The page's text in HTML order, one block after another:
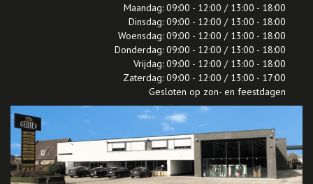
Maandag: 09:00 - 12:00 / 13:00 - 18:00
Dinsdag: 09:00 - 12:00 / 13:00 - 18:00
Woensdag: 09:00 - 12:00 / 13:00 - 18:00
Donderdag: 09:00 - 12:00 / 13:00 - 18:00
Vrijdag: 09:00 - 12:00 / 13:00 - 18:00
Zaterdag: 09:00 - 12:00 / 13:00 - 17:00
Gesloten op zon- en feestdagen